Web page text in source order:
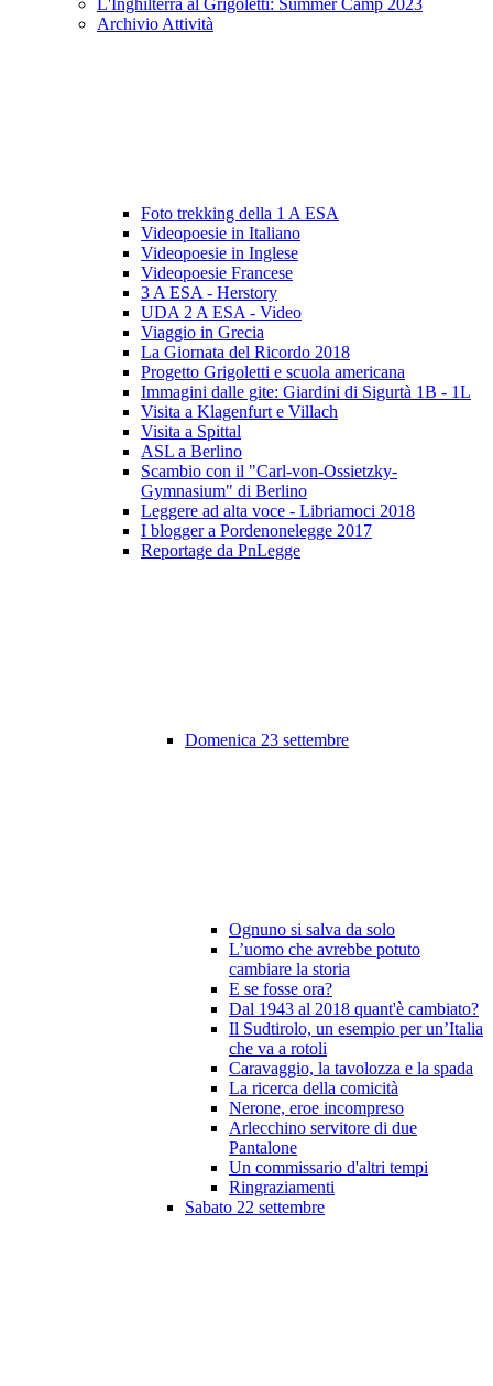
L'Inghilterra al Grigoletti: Summer Camp 2023
Archivio Attività
Foto trekking della 1 A ESA
Videopoesie in Italiano
Videopoesie in Inglese
Videopoesie Francese
3 A ESA - Herstory
UDA 2 A ESA - Video
Viaggio in Grecia
La Giornata del Ricordo 2018
Progetto Grigoletti e scuola americana
Immagini dalle gite: Giardini di Sigurtà 1B - 1L
Visita a Klagenfurt e Villach
Visita a Spittal
ASL a Berlino
Scambio con il "Carl-von-Ossietzky-
Gymnasium" di Berlino
Leggere ad alta voce - Libriamoci 2018
I blogger a Pordenonelegge 2017
Reportage da PnLegge
Domenica 23 settembre
Ognuno si salva da solo
L’uomo che avrebbe potuto
cambiare la storia
E se fosse ora?
Dal 1943 al 2018 quant'è cambiato?
Il Sudtirolo, un esempio per un’Italia
che va a rotoli
Caravaggio, la tavolozza e la spada
La ricerca della comicità
Nerone, eroe incompreso
Arlecchino servitore di due
Pantalone
Un commissario d'altri tempi
Ringraziamenti
Sabato 22 settembre